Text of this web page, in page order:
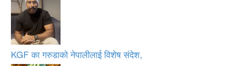
KGF का गरुडाको नेपालीलाई विशेष संदेश,